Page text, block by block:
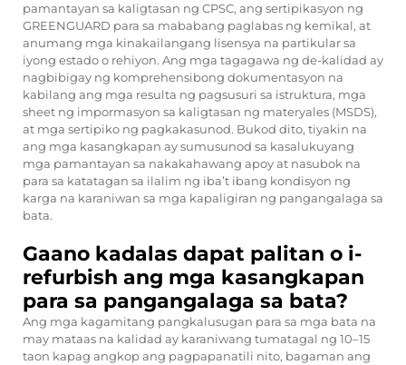
pamantayan sa kaligtasan ng CPSC, ang sertipikasyon ng
GREENGUARD para sa mababang paglabas ng kemikal, at
anumang mga kinakailangang lisensya na partikular sa
iyong estado o rehiyon. Ang mga tagagawa ng de-kalidad ay
nagbibigay ng komprehensibong dokumentasyon na
kabilang ang mga resulta ng pagsusuri sa istruktura, mga
sheet ng impormasyon sa kaligtasan ng materyales (MSDS),
at mga sertipiko ng pagkakasunod. Bukod dito, tiyakin na
ang mga kasangkapan ay sumusunod sa kasalukuyang
mga pamantayan sa nakakahawang apoy at nasubok na
para sa katatagan sa ilalim ng iba’t ibang kondisyon ng
karga na karaniwan sa mga kapaligiran ng pangangalaga sa
bata.
Gaano kadalas dapat palitan o i-
refurbish ang mga kasangkapan
para sa pangangalaga sa bata?
Ang mga kagamitang pangkalusugan para sa mga bata na
may mataas na kalidad ay karaniwang tumatagal ng 10–15
taon kapag angkop ang pagpapanatili nito, bagaman ang